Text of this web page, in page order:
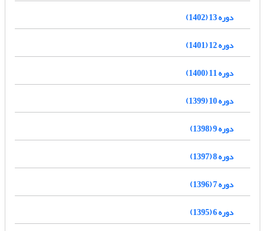
دوره 13 (1402)
دوره 12 (1401)
دوره 11 (1400)
دوره 10 (1399)
دوره 9 (1398)
دوره 8 (1397)
دوره 7 (1396)
دوره 6 (1395)